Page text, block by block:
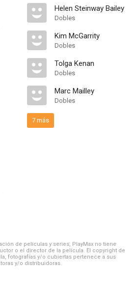
Helen Steinway Bailey
Dobles
Kim McGarrity
Dobles
Tolga Kenan
Dobles
Marc Mailley
Dobles
7 más
de películas y series, PlayMax no tiene
o el director de la película. El copyright de
fotografías y/o cubiertas pertenece a sus
y/o distribuidoras.